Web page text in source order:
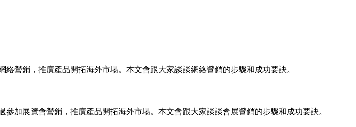
營銷，推廣產品開拓海外市場。本文會跟大家談談網絡營銷的步驟和成功要訣。
加展覽會營銷，推廣產品開拓海外市場。本文會跟大家談談會展營銷的步驟和成功要訣。